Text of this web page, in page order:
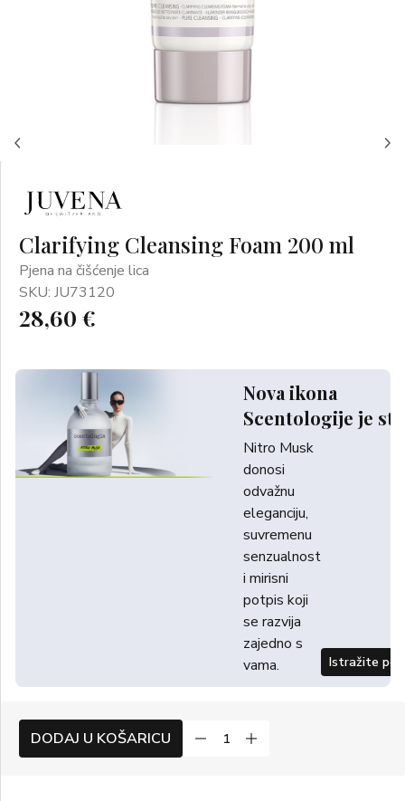
Clarifying Cleansing Foam 200 ml
Pjena na čišćenje lica
SKU: JU73120
28,60 €
Nova ikona
Scentologije je
Nitro Musk
donosi
odvažnu
eleganciju,
suvremenu
senzualnost
i mirisni
potpis koji
se razvija
zajedno s
vama.
Istražite
DODAJ U KOŠARICU